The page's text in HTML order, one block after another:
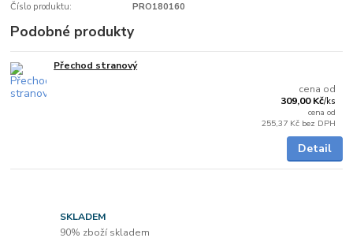
Číslo produktu: PRO180160
Podobné produkty
Přechod stranový
cena od
309,00 Kč/ks
cena od
255,37 Kč bez DPH
Detail
SKLADEM
90% zboží skladem